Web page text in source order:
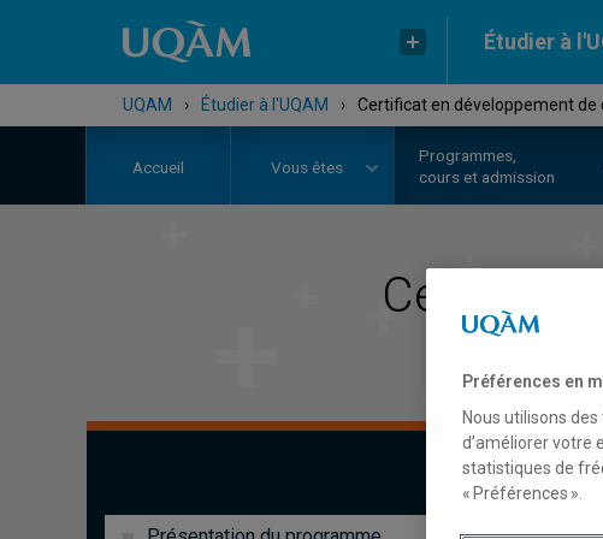
Étudier à
UQAM › Étudier à l'UQAM › Certificat en développement de
Accueil Vous êtes
Programmes,
cours et admission
Certificat
Préférences en
Nous utilisons
d’améliorer votre
statistiques de
« Préférences ».